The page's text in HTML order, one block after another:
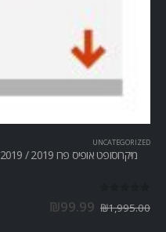
UNCATEGORIZED
₪1,995.00
₪99.99